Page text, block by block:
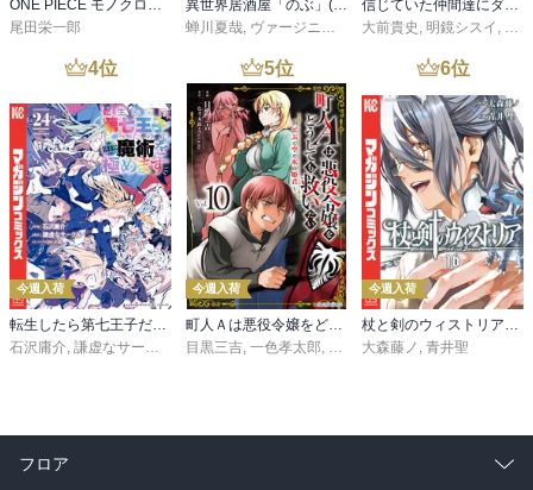
尾田栄一郎
蝉川夏哉 ヴァージニア二等兵 ,転
大前貴史 明鏡シスイ
4位
今週入荷
転生したら第七王子だったので、気ままに魔術を極めます（２４）
石沢庸介, 謙虚なサークル メル。
5位
今週入荷
町人Ａは悪役令嬢をどうしても救いたい ～どぶと空と氷の姫君～１０【電子書店共通特典イラスト付】
目黒三吉, 一色孝太郎, Parum
6位
今週入荷
杖と剣のウィストリア（１６）
大森藤ノ , 青井聖
フロア